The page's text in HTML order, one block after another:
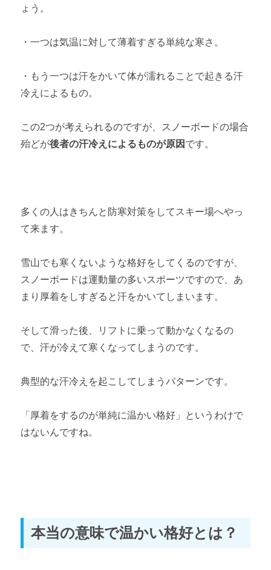
ょう。
・一つは気温に対して薄着すぎる単純な寒さ。
・もう一つは汗をかいて体が濡れることで起きる汗
冷えによるもの。
この2つが考えられるのですが、スノーボードの場合
殆どが後者の汗冷えによるものが原因 です。
多くの人はきちんと防寒対策をしてスキー場へやっ
て来ます。
雪山でも寒くないような格好をしてくるのですが、
スノーボードは運動量の多いスポーツですので、あ
まり厚着をしすぎると汗をかいてしまいます。
そして滑った後、リフトに乗って動かなくなるの
で、汗が冷えて寒くなってしまうのです。
典型的な汗冷えを起こしてしまうパターンです。
「厚着をするのが単純に温かい格好」というわけで
はないんですね。
本当の意味で温かい格好とは？